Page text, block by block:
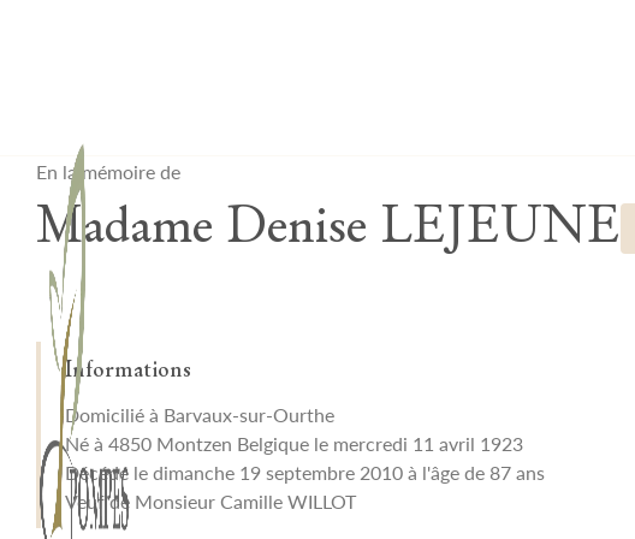
En la mémoire de
Madame Denise LEJEUNE
Informations
Domicilié à Barvaux-sur-Ourthe
Né à 4850 Montzen Belgique le mercredi 11 avril 1923
Décédé le dimanche 19 septembre 2010 à l'âge de 87 ans
Veuf de Monsieur Camille WILLOT